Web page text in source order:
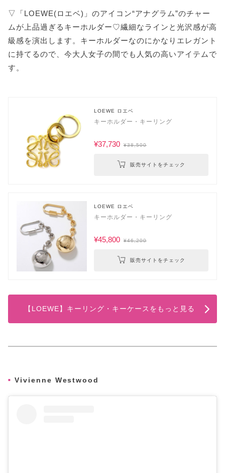
▽「LOEWE(ロエベ)」のアイコン“アナグラム”のチャー
ムが上品過ぎるキーホルダー♡繊細なラインと光沢感が高
級感を演出します。キーホルダーなのにかなりエレガント
に持てるので、今大人女子の間でも人気の高いアイテムで
す。
LOEWE ロエベ
キーホルダー・キーリング
¥37,730 ¥38,500
販売サイトをチェック
LOEWE ロエベ
キーホルダー・キーリング
¥45,800 ¥46,200
販売サイトをチェック
【LOEWE】キーリング・キーケースをもっと見る
Vivienne Westwood